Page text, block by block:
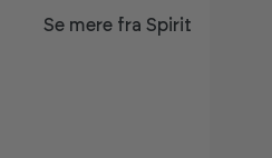
Se mere fra Spirit